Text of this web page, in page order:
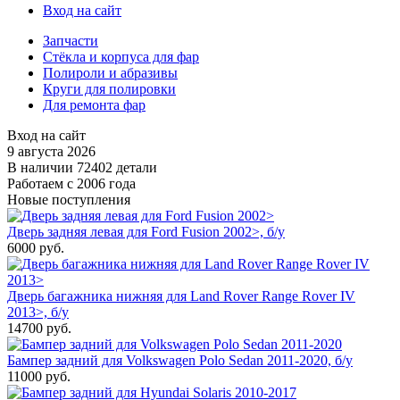
Вход на сайт
Запчасти
Стёкла и корпуса для фар
Полироли и абразивы
Круги для полировки
Для ремонта фар
Вход на сайт
9 августа 2026
В наличии 72402 детали
Работаем с 2006 года
Новые поступления
Дверь задняя левая для Ford Fusion 2002>, б/у
6000 руб.
Дверь багажника нижняя для Land Rover Range Rover IV
2013>, б/у
14700 руб.
Бампер задний для Volkswagen Polo Sedan 2011-2020, б/у
11000 руб.